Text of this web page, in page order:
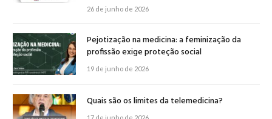
26 de junho de 2026
Pejotização na medicina: a feminização da
profissão exige proteção social
19 de junho de 2026
Quais são os limites da telemedicina?
17 de junho de 2026